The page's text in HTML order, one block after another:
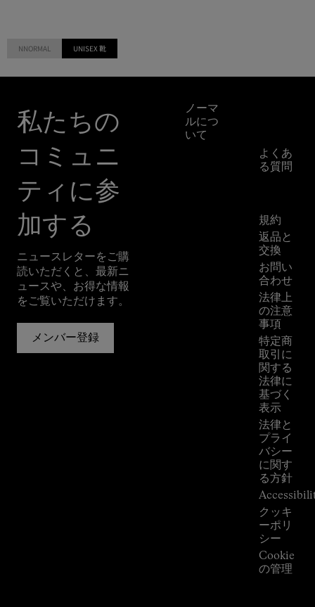
NNORMAL UNISEX 靴
私たちの
コミュニ
ティに参
加する
ニュースレターをご購
読いただくと、最新ニ
ュースや、お得な情報
をご覧いただけます。
メンバー登録
ノーマ
ルにつ
いて
よくあ
る質問
規約
返品と
交換
お問い
合わせ
法律上
の注意
事項
特定商
取引に
関する
法律に
基づく
表示
法律と
プライ
バシー
に関す
る方針
クッキ
ーポリ
シー
Cookie
の管理